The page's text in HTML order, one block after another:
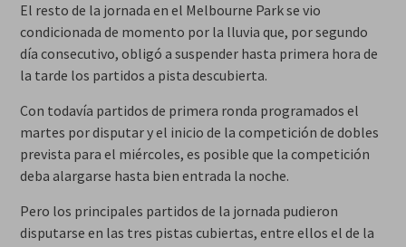
El resto de la jornada en el Melbourne Park se vio
condicionada de momento por la lluvia que, por segundo
día consecutivo, obligó a suspender hasta primera hora de
la tarde los partidos a pista descubierta.
Con todavía partidos de primera ronda programados el
martes por disputar y el inicio de la competición de dobles
prevista para el miércoles, es posible que la competición
deba alargarse hasta bien entrada la noche.
Pero los principales partidos de la jornada pudieron
disputarse en las tres pistas cubiertas, entre ellos el de la